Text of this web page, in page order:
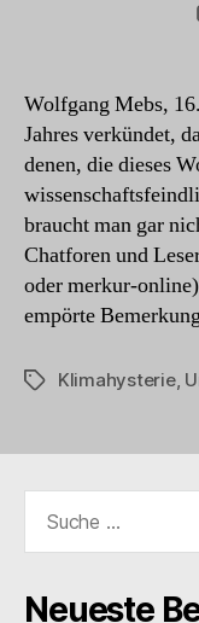
Wolfgang Mebs,
Jahres verkündet,
denen, die dieses
braucht man gar
Chatforen und
oder merkur-
empörte
Schlagwörter
Klimahysterie,
nach:
Neueste